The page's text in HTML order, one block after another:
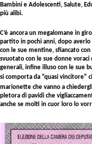
Bambini e Adolescenti, Salute,
più alibi.
C’è ancora un megalomane in
partito in pochi anni, dopo
con le sue mentine, sfiancato
svuotato con le sue donne voraci
generali, infine illuso con le sue
si comporta da “quasi
marionette che vanno a
pletora di pavidi che
anche se molti in cuor loro lo